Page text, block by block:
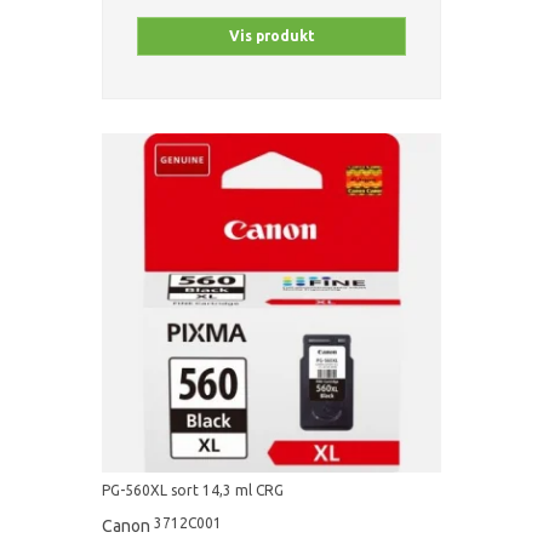
Vis produkt
PG-560XL sort 14,3 ml CRG
Canon 3712C001